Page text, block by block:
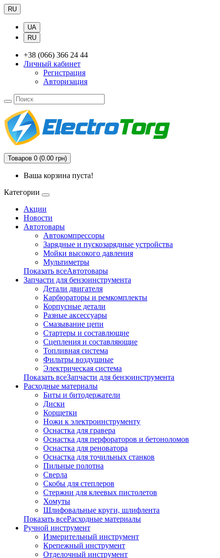
RU
UA
RU
+38 (066) 366 24 44
Личный кабинет
Регистрация
Авторизация
Товаров 0 (0.00 грн)
Ваша корзина пуста!
Категории
Акции
Новости
Автотовары
Автокомпрессоры
Зарядные и пускозарядные устройства
Мойки высокого давления
Мультиметры
Показать всеАвтотовары
Запчасти для бензоинструмента
Детали двигателя
Карбюраторы и ремкомплекты
Корпусные детали
Разные аксессуары
Смазывание цепи
Стартеры и составлющие
Сцепления и составляющие
Топливная система
Фильтры воздушные
Электрическая система
Показать всеЗапчасти для бензоинструмента
Расходные материалы
Биты и битодержатели
Диски
Корщетки
Ножи к электроинструменту
Оснастка для гравера
Оснастка для перфораторов и бетоноломов
Оснастка для реноватора
Оснастка для точильных станков
Пильные полотна
Сверла
Скобы для степлеров
Стержни для клеевых пистолетов
Хомуты
Шлифовальные круги, шлифлента
Показать всеРасходные материалы
Ручной инструмент
Измерительный инструмент
Крепежный инструмент
Отделочный инструмент